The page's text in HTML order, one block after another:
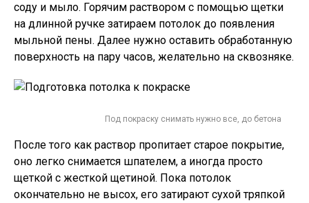
соду и мыло. Горячим раствором с помощью щетки
на длинной ручке затираем потолок до появления
мыльной пены. Далее нужно оставить обработанную
поверхность на пару часов, желательно на сквозняке.
Под покраску снимать нужно все, до бетона
После того как раствор пропитает старое покрытие,
оно легко снимается шпателем, а иногда просто
щеткой с жесткой щетиной. Пока потолок
окончательно не высох, его затирают сухой тряпкой